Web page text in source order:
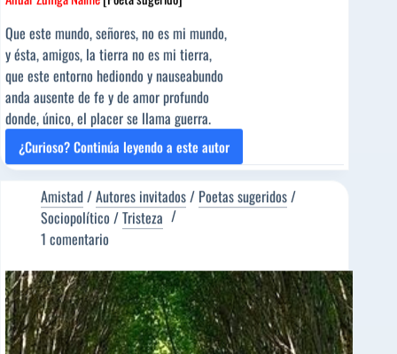
Que este mundo, señores, no es mi mundo,
y ésta, amigos, la tierra no es mi tierra,
que este entorno hediondo y nauseabundo
anda ausente de fe y de amor profundo
donde, único, el placer se llama guerra.
¿Curioso? Continúa leyendo a este autor
HASTA
LAS
GUITARRAS
MIENTEN
[Poema
Editor]
Ánuar
Zúñiga
Naime
[Poeta
Amistad /Autores invitados / Poetas sugeridos /
Sociopolítico /Tristeza
1 comentario